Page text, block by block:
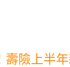
壽險上半